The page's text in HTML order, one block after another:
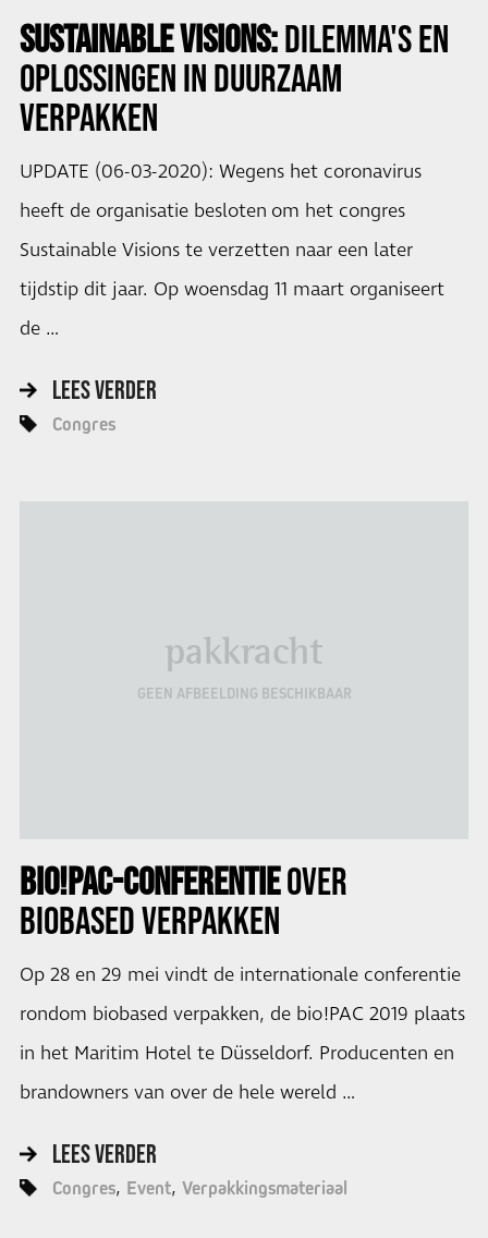
SUSTAINABLE VISIONS:DILEMMA'S EN
OPLOSSINGEN IN DUURZAAM
VERPAKKEN
UPDATE (06-03-2020): Wegens het coronavirus
heeft de organisatie besloten om het congres
Sustainable Visions te verzetten naar een later
tijdstip dit jaar. Op woensdag 11 maart organiseert
de …
LEES VERDER
Congres
pakkracht
GEEN AFBEELDING BESCHIKBAAR
BIO!PAC-CONFERENTIEOVER
BIOBASED VERPAKKEN
Op 28 en 29 mei vindt de internationale conferentie
rondom biobased verpakken, de bio!PAC 2019 plaats
in het Maritim Hotel te Düsseldorf. Producenten en
brandowners van over de hele wereld …
LEES VERDER
Congres Event Verpakkingsmateriaal